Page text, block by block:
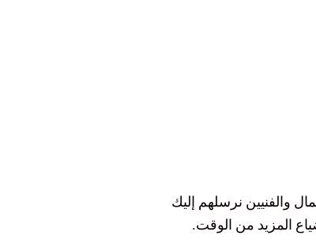
والفنيين نرسلهم إليك
المزيد من الوقت.